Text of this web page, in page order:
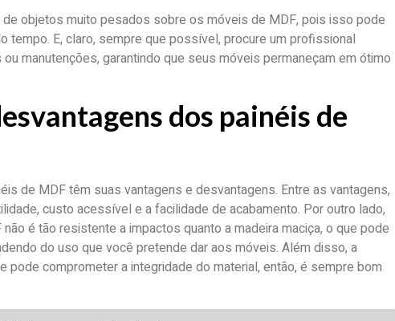
de objetos muito pesados sobre os móveis de MDF, pois isso pode
tempo. E, claro, sempre que possível, procure um profissional
manutenções, garantindo que seus móveis permaneçam em ótimo
dos painéis de
de MDF têm suas vantagens e desvantagens. Entre as vantagens,
custo acessível e a facilidade de acabamento. Por outro lado,
é tão resistente a impactos quanto a madeira maciça, o que pode
do uso que você pretende dar aos móveis. Além disso, a
pode comprometer a integridade do material, então, é sempre bom